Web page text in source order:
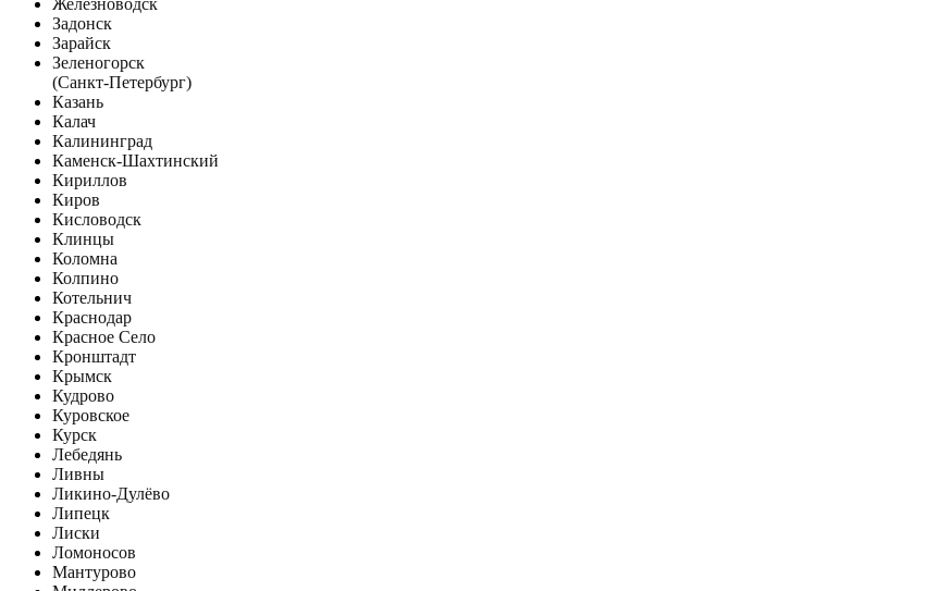
Железноводск
Задонск
Зарайск
Зеленогорск
(Санкт-Петербург)
Казань
Калач
Калининград
Каменск-Шахтинский
Кириллов
Киров
Кисловодск
Клинцы
Коломна
Колпино
Котельнич
Краснодар
Красное Село
Кронштадт
Крымск
Кудрово
Куровское
Курск
Лебедянь
Ливны
Ликино-Дулёво
Липецк
Лиски
Ломоносов
Мантурово